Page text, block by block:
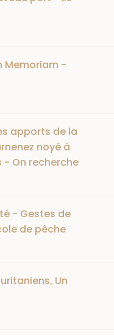
Memoriam -
apports de la
noyé à
- On recherche
- Gestes de
de pêche
Un